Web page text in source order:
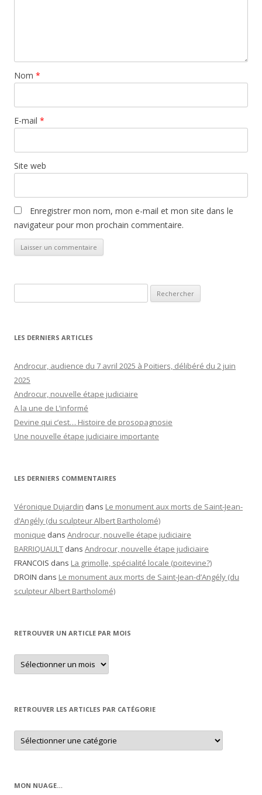
Nom *
E-mail *
Site web
Enregistrer mon nom, mon e-mail et mon site dans le
navigateur pour mon prochain commentaire.
LES DERNIERS ARTICLES
Androcur, audience du 7 avril 2025 à Poitiers, délibéré du 2 juin
2025
Androcur, nouvelle étape judiciaire
A la une de L’informé
Devine qui c’est… Histoire de prosopagnosie
Une nouvelle étape judiciaire importante
LES DERNIERS COMMENTAIRES
Véronique Dujardin dans Le monument aux morts de Saint-Jean-
d’Angély (du sculpteur Albert Bartholomé)
monique dans Androcur, nouvelle étape judiciaire
BARRIQUAULT dans Androcur, nouvelle étape judiciaire
FRANCOIS dans La grimolle, spécialité locale (poitevine?)
DROIN dans Le monument aux morts de Saint-Jean-d’Angély (du
sculpteur Albert Bartholomé)
RETROUVER UN ARTICLE PAR MOIS
Retrouver
un
article
RETROUVER LES ARTICLES PAR CATÉGORIE
Retrouver
les
articles
MON NUAGE…